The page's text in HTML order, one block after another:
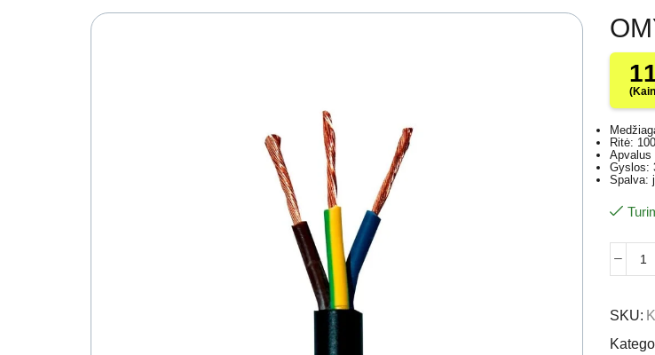
Ritė:
Apvalus
Gyslos:
Spalva:
SKU: